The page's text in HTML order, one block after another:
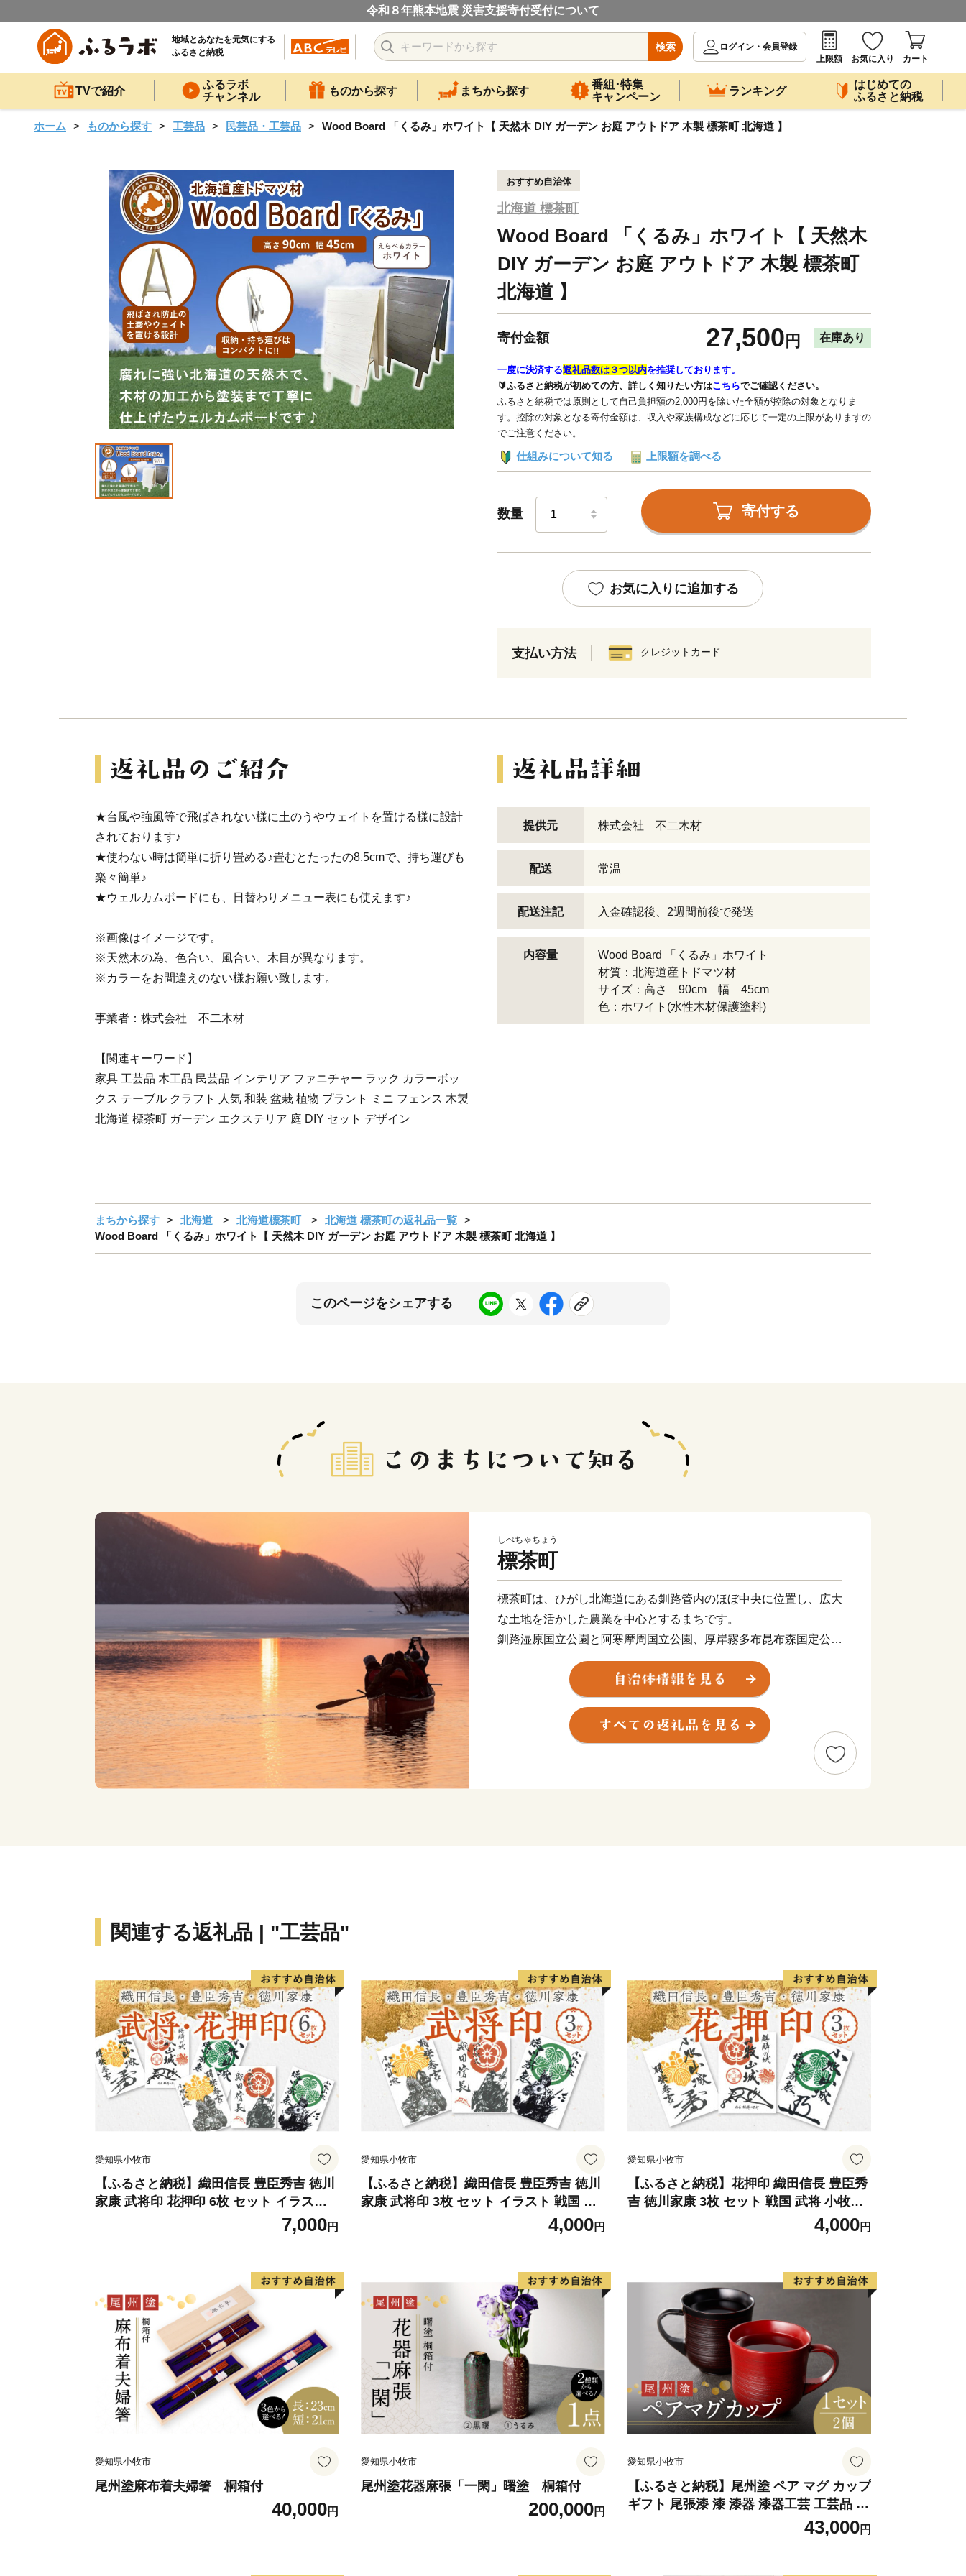
令和８年熊本地震 災害支援寄付受付について
地域とあなたを元気にする
ふるさと納税
検索
ログイン・会員登録
上限額
お気に入り カート
TVで紹介
ふるラボ
チャンネル
ものから探す まちから探す
番組･特集
キャンペーン
ランキング
はじめての
ふるさと納税
ホーム ものから探す 工芸品 民芸品・工芸品 Wood Board 「くるみ」ホワイト【 天然木 DIY ガーデン お庭 アウトドア 木製 標茶町 北海道 】
おすすめ自治体
北海道 標茶町
Wood Board 「くるみ」ホワイト【 天然木
DIY ガーデン お庭 アウトドア 木製 標茶町
北海道 】
寄付金額 27,500 円 在庫あり
一度に決済する返礼品数は３つ以内を推奨しております。
🔰ふるさと納税が初めての方、詳しく知りたい方はこちらでご確認ください。
ふるさと納税では原則として自己負担額の2,000円を除いた全額が控除の対象となりま
す。控除の対象となる寄付金額は、収入や家族構成などに応じて一定の上限がありますの
でご注意ください。
仕組みについて知る 上限額を調べる
数量 寄付する
お気に入りに追加する
支払い方法 クレジットカード
★台風や強風等で飛ばされない様に土のうやウェイトを置ける様に設計
されております♪
★使わない時は簡単に折り畳める♪畳むとたったの8.5cmで、持ち運びも
楽々簡単♪
★ウェルカムボードにも、日替わりメニュー表にも使えます♪
※画像はイメージです。
※天然木の為、色合い、風合い、木目が異なります。
※カラーをお間違えのない様お願い致します。
事業者：株式会社 不二木材
【関連キーワード】
家具 工芸品 木工品 民芸品 インテリア ファニチャー ラック カラーボッ
クス テーブル クラフト 人気 和装 盆栽 植物 プラント ミニ フェンス 木製
北海道 標茶町 ガーデン エクステリア 庭 DIY セット デザイン
提供元 株式会社 不二木材
配送 常温
配送注記 入金確認後、2週間前後で発送
内容量
Wood Board 「くるみ」ホワイト
材質：北海道産トドマツ材
サイズ：高さ 90cm 幅 45cm
色：ホワイト(水性木材保護塗料)
まちから探す 北海道 北海道標茶町
北海道 標茶町の返礼品一覧
Wood Board 「くるみ」ホワイト【 天然木 DIY ガーデン お庭 アウトドア 木製 標茶町 北海道 】
このページをシェアする
しべちゃちょう
標茶町
標茶町は、ひがし北海道にある釧路管内のほぼ中央に位置し、広大
な土地を活かした農業を中心とするまちです。
釧路湿原国立公園と阿寒摩周国立公園、厚岸霧多布昆布森国定公園
の大自然に囲まれており、貴重な動植物の生息地となっています。
日本有数の敷地面積を誇る「標茶町育成牧場」内の多和平展望台か
らは、360°の地平線が見渡せ、また、町内には多数の温泉施設が
点在しております。
標茶町で非日常を味わいませんか？
関連する返礼品 | "工芸品"
愛知県小牧市
【ふるさと納税】織田信長 豊臣秀吉 徳川
家康 武将印 花押印 6枚 セット イラスト
戦国 武将 小牧山城 墨絵 龍画師 書道アー
ティスト 池谷公智 渾身の一作 作品 雑貨
7,000円
愛知県小牧市
【ふるさと納税】織田信長 豊臣秀吉 徳川
家康 武将印 3枚 セット イラスト 戦国 武
将 小牧山城 墨絵 龍画師 書道アーティス
ト 池谷公智 渾身の一作 作品 雑貨 工芸品
4,000円
愛知県小牧市
【ふるさと納税】花押印 織田信長 豊臣秀
吉 徳川家康 3枚 セット 戦国 武将 小牧山
城 墨絵 龍画師 書道アーティスト 池谷公
智 渾身の一作 作品 雑貨 工芸品 グッズ 愛
4,000円
愛知県小牧市
尾州塗麻布着夫婦箸 桐箱付
40,000円
愛知県小牧市
尾州塗花器麻張「一閑」曙塗 桐箱付
200,000円
愛知県小牧市
【ふるさと納税】尾州塗 ペア マグ カップ
ギフト 尾張漆 漆 漆器 漆器工芸 工芸品 芸
術性 実用性 抗菌性 美味しく安全な食事
手作り 贈答用 くつろぎ おうち時間 プレ
43,000円